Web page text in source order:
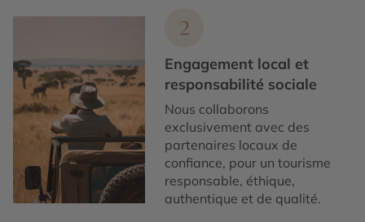
2
Engagement local et
responsabilité sociale
Nous collaborons
exclusivement avec des
partenaires locaux de
confiance, pour un tourisme
responsable, éthique,
authentique et de qualité.